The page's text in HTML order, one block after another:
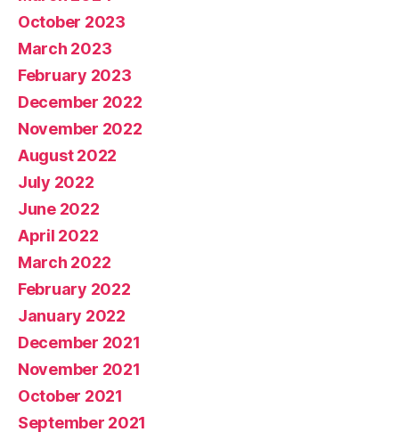
October 2023
March 2023
February 2023
December 2022
November 2022
August 2022
July 2022
June 2022
April 2022
March 2022
February 2022
January 2022
December 2021
November 2021
October 2021
September 2021